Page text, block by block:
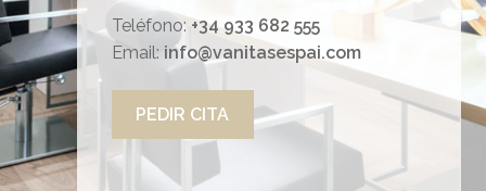
Teléfono: +34 933 682 555
Email: info@vanitasespai.com
PEDIR CITA